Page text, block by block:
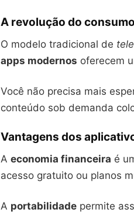
A revolução do
O modelo tradicional de
apps modernos oferecem
Você não precisa mais
conteúdo sob demanda
Vantagens dos
A economia financeira é
acesso gratuito ou planos
A portabilidade permite